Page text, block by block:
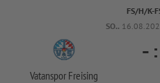
FS/H/K-
SO..
Vatanspor Freising
- :